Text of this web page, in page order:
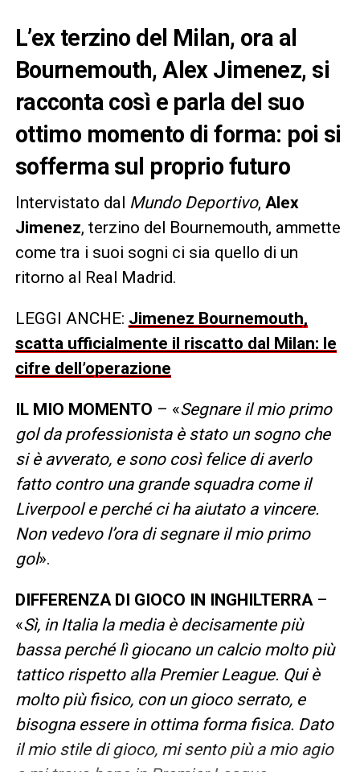
L’ex terzino del Milan, ora al
Bournemouth, Alex Jimenez, si
racconta così e parla del suo
ottimo momento di forma: poi si
sofferma sul proprio futuro
Intervistato dal Mundo Deportivo, Alex
Jimenez, terzino del Bournemouth, ammette
come tra i suoi sogni ci sia quello di un
ritorno al Real Madrid.
LEGGI ANCHE: Jimenez Bournemouth,
scatta ufficialmente il riscatto dal Milan: le
cifre dell’operazione
IL MIO MOMENTO – «Segnare il mio primo
gol da professionista è stato un sogno che
si è avverato, e sono così felice di averlo
fatto contro una grande squadra come il
Liverpool e perché ci ha aiutato a vincere.
Non vedevo l’ora di segnare il mio primo
gol».
DIFFERENZA DI GIOCO IN INGHILTERRA–
«Sì, in Italia la media è decisamente più
bassa perché lì giocano un calcio molto più
tattico rispetto alla Premier League. Qui è
molto più fisico, con un gioco serrato, e
bisogna essere in ottima forma fisica. Dato
il mio stile di gioco, mi sento più a mio agio